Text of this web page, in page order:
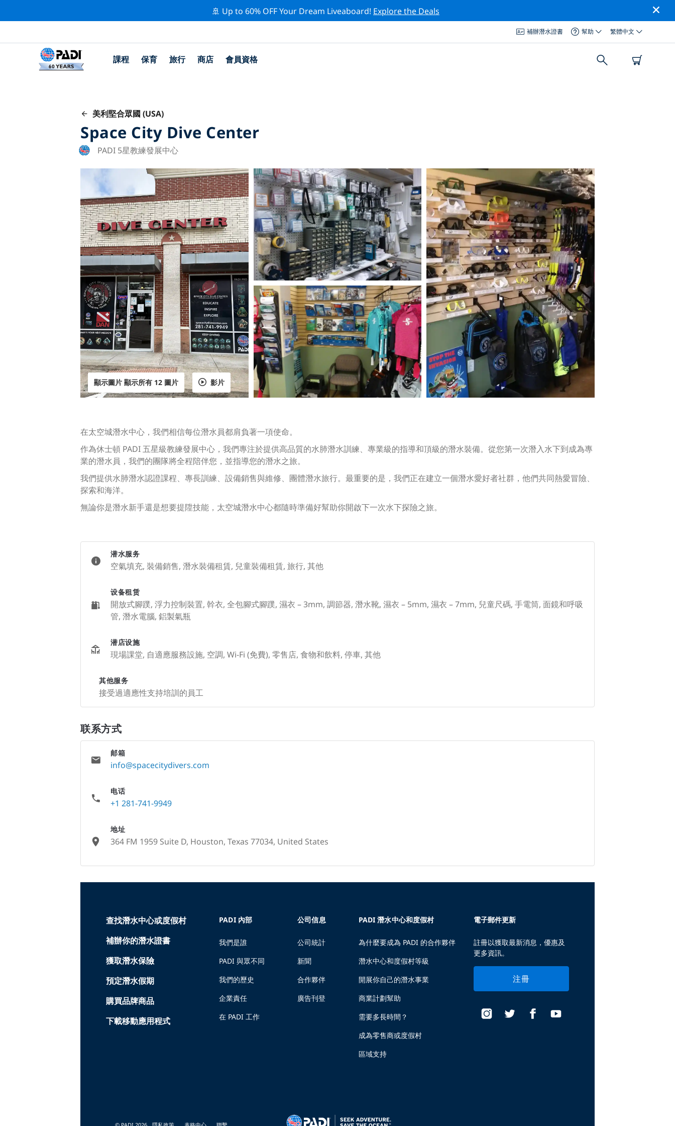
🚢 Up to 60% OFF Your Dream Liveaboard! Explore the Deals
補辦潛水證書 幫助 繁體中文
課程 保育 旅行 商店 會員資格
美利堅合眾國 (USA)
Space City Dive Center
PADI 5星教練發展中心
顯示圖片 顯示所有 12 圖片 影片
在太空城潛水中心，我們相信每位潛水員都肩負著一項使命。
作為休士頓 PADI 五星級教練發展中心，我們專注於提供高品質的水肺潛水訓練、專業級的指導和頂級的潛水裝備。從您第一次潛入水下到成為專
業的潛水員，我們的團隊將全程陪伴您，並指導您的潛水之旅。
我們提供水肺潛水認證課程、專長訓練、設備銷售與維修、團體潛水旅行。最重要的是，我們正在建立一個潛水愛好者社群，他們共同熱愛冒險、
探索和海洋。
無論你是潛水新手還是想要提陞技能，太空城潛水中心都隨時準備好幫助你開啟下一次水下探險之旅。
潜水服务
空氣填充, 裝備銷售, 潛水裝備租賃, 兒童裝備租賃, 旅行, 其他
设备租赁
開放式腳蹼, 浮力控制裝置, 幹衣, 全包腳式腳蹼, 濕衣 – 3mm, 調節器, 潛水靴, 濕衣 – 5mm, 濕衣 – 7mm, 兒童尺碼, 手電筒, 面鏡和呼吸
管, 潛水電腦, 鋁製氣瓶
潜店设施
現場課堂, 自適應服務設施, 空調, Wi-Fi (免費), 零售店, 食物和飲料, 停車, 其他
其他服务
接受過適應性支持培訓的員工
联系方式
邮箱
info@spacecitydivers.com
电话
+1 281-741-9949
地址
364 FM 1959 Suite D, Houston, Texas 77034, United States
查找潛水中心或度假村
補辦你的潛水證書
獲取潛水保險
預定潛水假期
購買品牌商品
下載移動應用程式
PADI 內部
我們是誰
PADI 與眾不同
我們的歷史
企業責任
在 PADI 工作
公司信息
公司統計
新聞
合作夥伴
廣告刊登
PADI 潛水中心和度假村
為什麼要成為 PADI 的合作夥伴
潛水中心和度假村等級
開展你自己的潛水事業
商業計劃幫助
需要多長時間？
成為零售商或度假村
區域支持
電子郵件更新
註冊以獲取最新消息，優惠及
更多資訊。
注冊